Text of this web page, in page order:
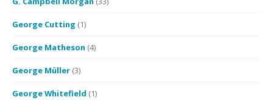
George Cutting (1)
George Matheson (4)
George Müller (3)
George Whitefield (1)